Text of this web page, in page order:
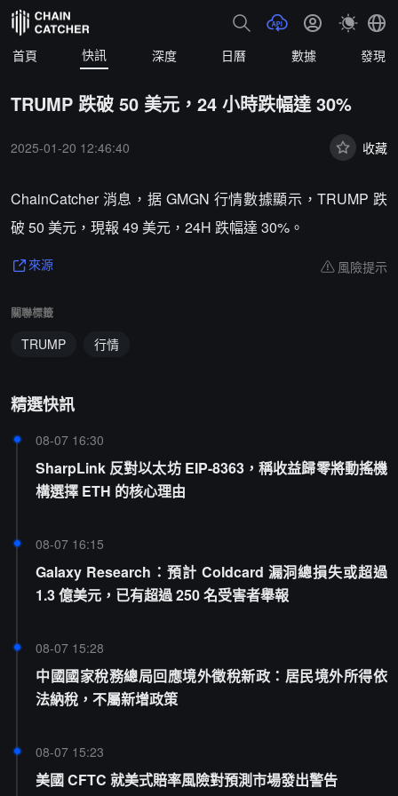
首頁 快訊 深度 日曆 數據 發現
TRUMP 跌破 50 美元，24 小時跌幅達 30%
2025-01-20 12:46:40 收藏
ChainCatcher 消息，据 GMGN 行情數據顯示，TRUMP 跌
破 50 美元，現報 49 美元，24H 跌幅達 30%。
來源 風險提示
關聯標籤
TRUMP 行情
精選快訊
08-07 16:30
SharpLink 反對以太坊 EIP-8363，稱收益歸零將動搖機
構選擇 ETH 的核心理由
08-07 16:15
Galaxy Research：預計 Coldcard 漏洞總損失或超過
1.3 億美元，已有超過 250 名受害者舉報
08-07 15:28
中國國家稅務總局回應境外徵稅新政：居民境外所得依
法納稅，不屬新增政策
08-07 15:23
美國 CFTC 就美式賠率風險對預測市場發出警告